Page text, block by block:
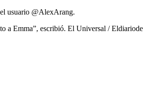
el usuario @AlexArang.
a Emma”, escribió. El Universal /